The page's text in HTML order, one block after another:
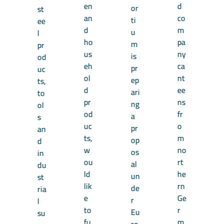
st
ee
l
pr
od
uc
ts,
to
ol
s
an
d
in
du
st
ria
l
su
en
an
d
ho
us
eh
ol
d
pr
od
uc
ts,
w
ou
ld
lik
e
to
or
ti
u
m
is
pr
ep
ari
ng
a
pr
op
os
al
un
de
r
Eu
d
co
m
pa
ny
ca
nt
ee
ns
fr
o
m
no
rt
he
rn
Ge
r